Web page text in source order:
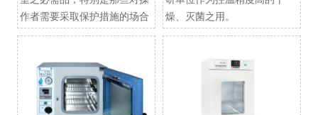
作者需要采取保护措施的场合
燥、灭菌之用。